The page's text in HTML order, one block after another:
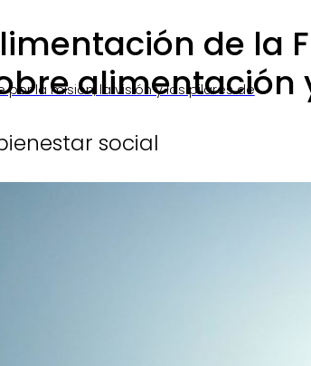
por la misión, la visión y los pilares de
de la
alimentación
social